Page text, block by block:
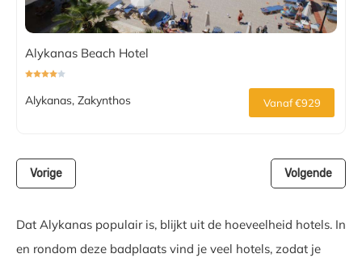
Alykanas Beach Hotel
Alykanas, Zakynthos Vanaf €929
Vorige Volgende
Dat Alykanas populair is, blijkt uit de hoeveelheid hotels. In
en rondom deze badplaats vind je veel hotels, zodat je